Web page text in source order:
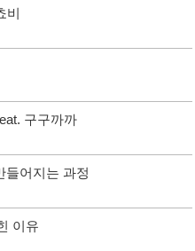
비
구구까까
들어지는 과정
이유